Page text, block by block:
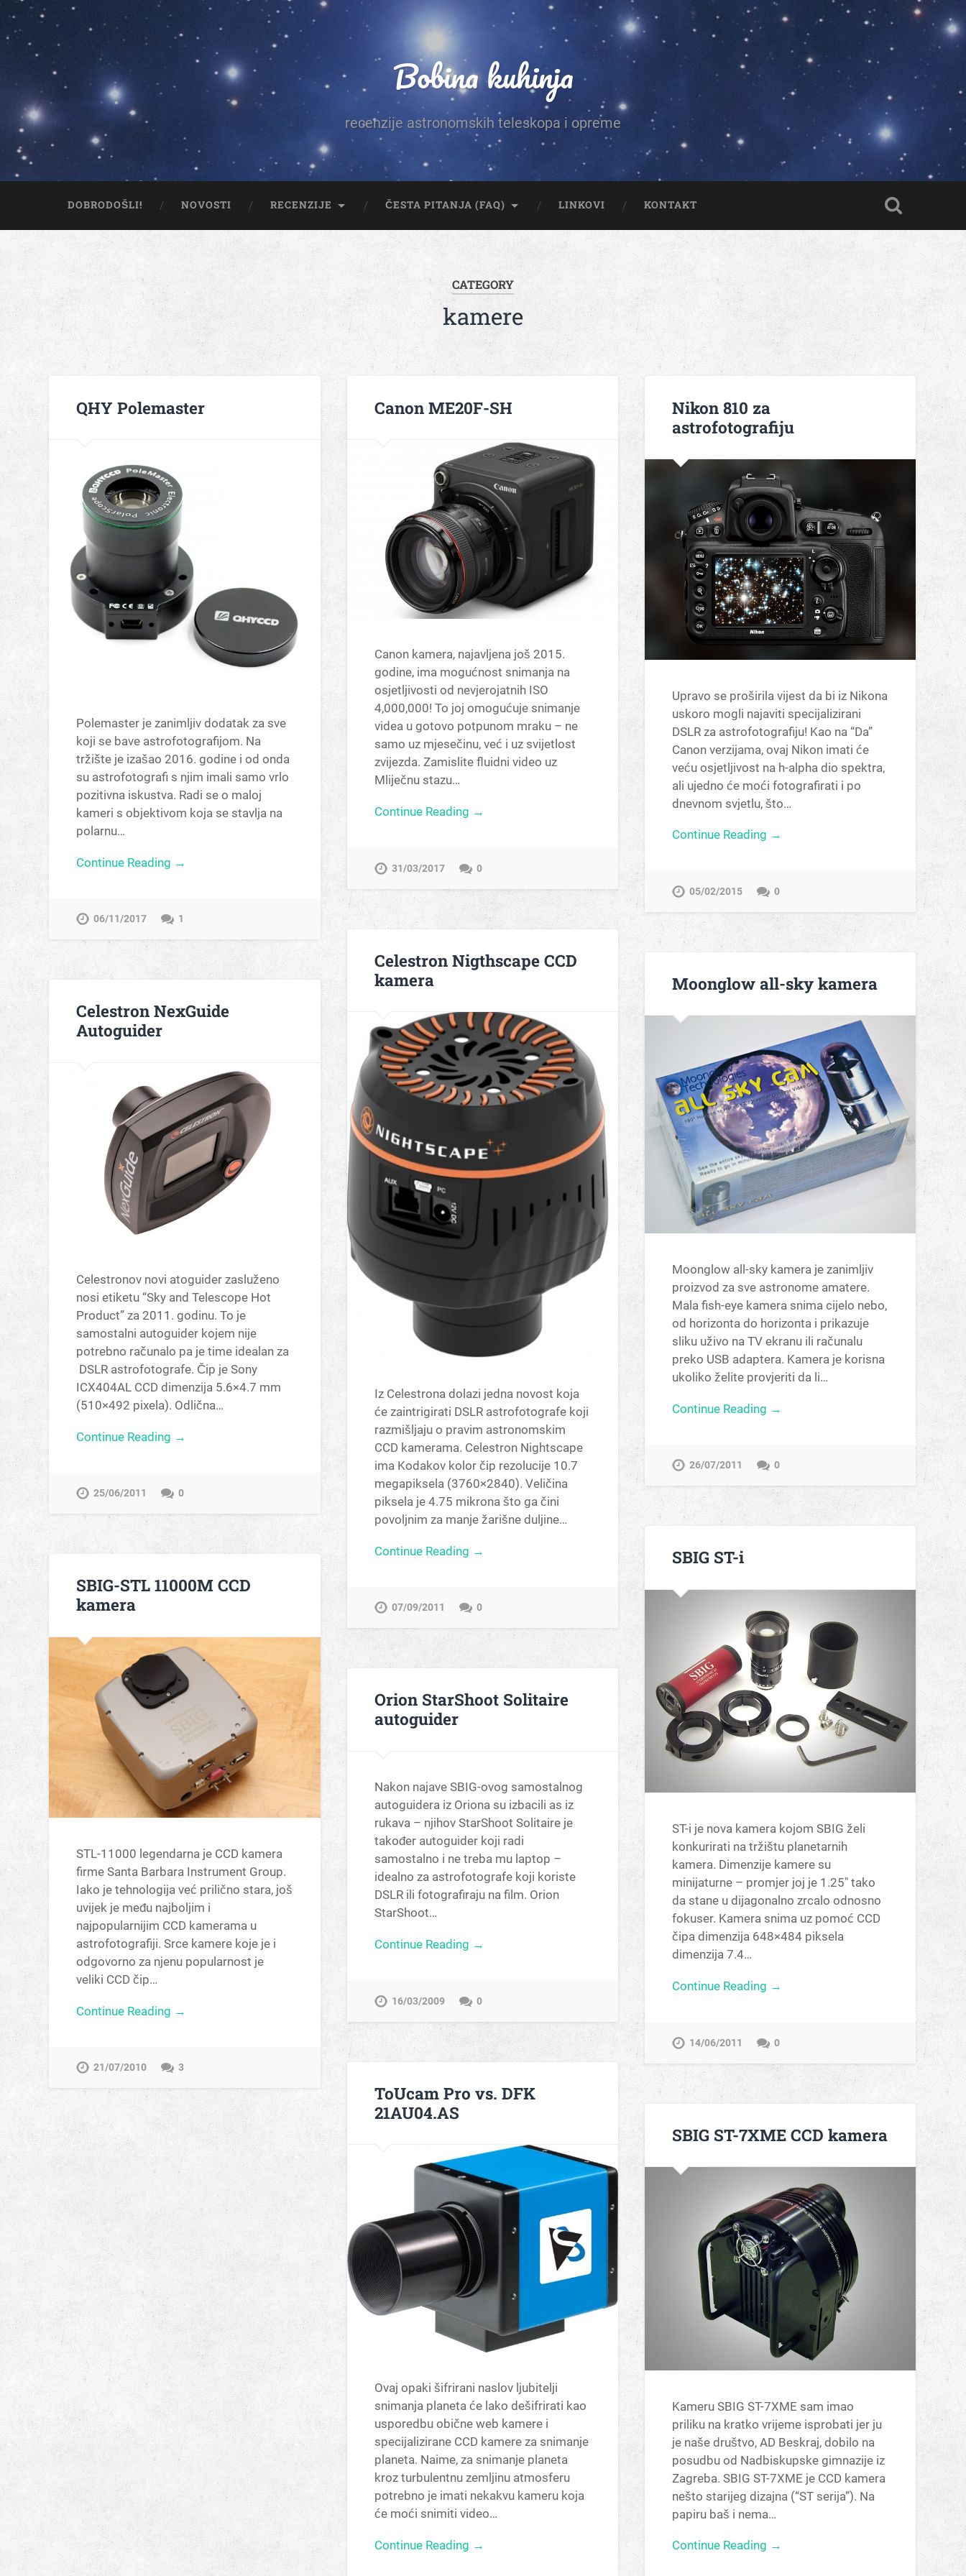
Bobina kuhinja
recenzije astronomskih teleskopa i opreme
DOBRODOŠLI! NOVOSTI RECENZIJE ČESTA PITANJA (FAQ) LINKOVI KONTAKT
CATEGORY
kamere
QHY Polemaster
Polemaster je zanimljiv dodatak za sve
koji se bave astrofotografijom. Na
tržište je izašao 2016. godine i od onda
su astrofotografi s njim imali samo vrlo
pozitivna iskustva. Radi se o maloj
kameri s objektivom koja se stavlja na
polarnu…
Continue Reading →
06/11/2017 1
Canon ME20F-SH
Canon kamera, najavljena još 2015.
godine, ima mogućnost snimanja na
osjetljivosti od nevjerojatnih ISO
4,000,000! To joj omogućuje snimanje
videa u gotovo potpunom mraku – ne
samo uz mjesečinu, već i uz svijetlost
zvijezda. Zamislite fluidni video uz
Mliječnu stazu…
Continue Reading →
31/03/2017 0
Nikon 810 za
astrofotografiju
Upravo se proširila vijest da bi iz Nikona
uskoro mogli najaviti specijalizirani
DSLR za astrofotografiju! Kao na “Da”
Canon verzijama, ovaj Nikon imati će
veću osjetljivost na h-alpha dio spektra,
ali ujedno će moći fotografirati i po
dnevnom svjetlu, što…
Continue Reading →
05/02/2015 0
Celestron Nigthscape CCD
kamera
Iz Celestrona dolazi jedna novost koja
će zaintrigirati DSLR astrofotografe koji
razmišljaju o pravim astronomskim
CCD kamerama. Celestron Nightscape
ima Kodakov kolor čip rezolucije 10.7
megapiksela (3760×2840). Veličina
piksela je 4.75 mikrona što ga čini
povoljnim za manje žarišne duljine…
Continue Reading →
07/09/2011 0
Moonglow all-sky kamera
Moonglow all-sky kamera je zanimljiv
proizvod za sve astronome amatere.
Mala fish-eye kamera snima cijelo nebo,
od horizonta do horizonta i prikazuje
sliku uživo na TV ekranu ili računalu
preko USB adaptera. Kamera je korisna
ukoliko želite provjeriti da li…
Continue Reading →
26/07/2011 0
Celestron NexGuide
Autoguider
Celestronov novi atoguider zasluženo
nosi etiketu “Sky and Telescope Hot
Product” za 2011. godinu. To je
samostalni autoguider kojem nije
potrebno računalo pa je time idealan za
DSLR astrofotografe. Čip je Sony
ICX404AL CCD dimenzija 5.6×4.7 mm
(510×492 pixela). Odlična…
Continue Reading →
25/06/2011 0
SBIG ST-i
ST-i je nova kamera kojom SBIG želi
konkurirati na tržištu planetarnih
kamera. Dimenzije kamere su
minijaturne – promjer joj je 1.25″ tako
da stane u dijagonalno zrcalo odnosno
fokuser. Kamera snima uz pomoć CCD
čipa dimenzija 648×484 piksela
dimenzija 7.4…
Continue Reading →
14/06/2011 0
SBIG-STL 11000M CCD
kamera
STL-11000 legendarna je CCD kamera
firme Santa Barbara Instrument Group.
Iako je tehnologija već prilično stara, još
uvijek je među najboljim i
najpopularnijim CCD kamerama u
astrofotografiji. Srce kamere koje je i
odgovorno za njenu popularnost je
veliki CCD čip…
Continue Reading →
21/07/2010 3
Orion StarShoot Solitaire
autoguider
Nakon najave SBIG-ovog samostalnog
autoguidera iz Oriona su izbacili as iz
rukava – njihov StarShoot Solitaire je
također autoguider koji radi
samostalno i ne treba mu laptop –
idealno za astrofotografe koji koriste
DSLR ili fotografiraju na film. Orion
StarShoot…
Continue Reading →
16/03/2009 0
ToUcam Pro vs. DFK
21AU04.AS
Ovaj opaki šifrirani naslov ljubitelji
snimanja planeta će lako dešifrirati kao
usporedbu obične web kamere i
specijalizirane CCD kamere za snimanje
planeta. Naime, za snimanje planeta
kroz turbulentnu zemljinu atmosferu
potrebno je imati nekakvu kameru koja
će moći snimiti video…
Continue Reading →
SBIG ST-7XME CCD kamera
Kameru SBIG ST-7XME sam imao
priliku na kratko vrijeme isprobati jer ju
je naše društvo, AD Beskraj, dobilo na
posudbu od Nadbiskupske gimnazije iz
Zagreba. SBIG ST-7XME je CCD kamera
nešto starijeg dizajna (“ST serija”). Na
papiru baš i nema…
Continue Reading →